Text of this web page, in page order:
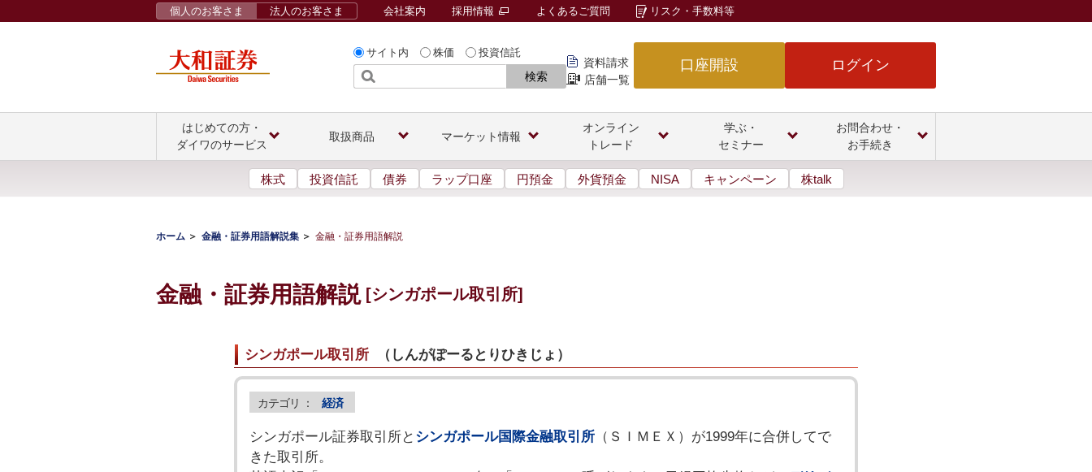
サイト内 株価 投資信託
検索
資料請求
店舗一覧
口座開設 ログイン
個人のお客さま 法人のお客さま 会社案内 採用情報 よくあるご質問 リスク・手数料等
はじめての方・
ダイワのサービス
取扱商品 マーケット情報
オンライン
トレード
学ぶ・
セミナー
お問合わせ・
お手続き
株式 投資信託 債券 ラップ口座 円預金 外貨預金 NISA キャンペーン 株talk
ホーム 金融・証券用語解説集 金融・証券用語解説
金融・証券用語解説 [シンガポール取引所]
シンガポール取引所 （ しんがぽーるとりひきじょ ）
カテゴリ ： 経済
シンガポール証券取引所と シンガポール国際金融取引所 （ＳＩＭＥＸ）が1999年に合併してで
きた取引所。